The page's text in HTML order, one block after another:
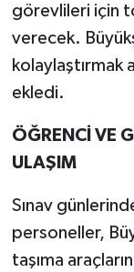
görevlileri için
verecek.
kolaylaştırmak
ekledi.
ÖĞRENCİ VE
ULAŞIM
Sınav
personeller,
taşıma